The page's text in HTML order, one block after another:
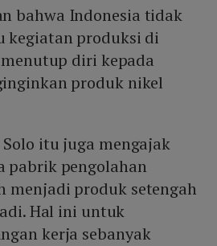
bahwa Indonesia tidak
kegiatan produksi di
diri kepada
produk nikel
itu juga mengajak
pabrik pengolahan
menjadi produk setengah
Hal ini untuk
kerja sebanyak